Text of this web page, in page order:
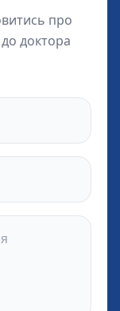
про
доктора